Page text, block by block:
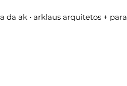
ak • arklaus arquitetos + para